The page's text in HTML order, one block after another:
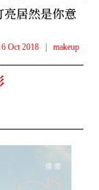
居然是你意
Oct 2018 makeup